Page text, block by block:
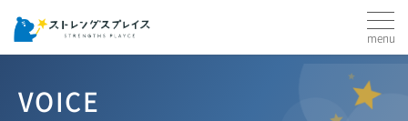
VOICE
menu